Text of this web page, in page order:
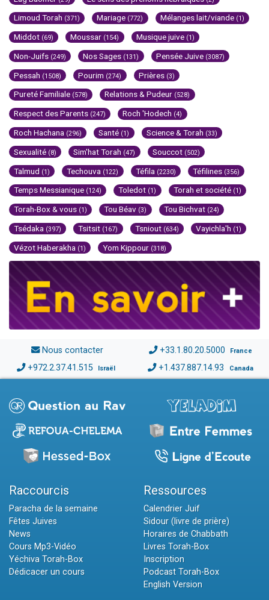
Limoud Torah (371) Mariage (772) Mélanges lait/viande (1)
Middot (69) Moussar (154) Musique juive (1)
Non-Juifs (249) Nos Sages (131) Pensée Juive (3087)
Pessah (1508) Pourim (274) Prières (3)
Pureté Familiale (578) Relations & Pudeur (528)
Respect des Parents (247) Roch 'Hodech (4)
Roch Hachana (296) Santé (1) Science & Torah (33)
Sexualité (8) Sim'hat Torah (47) Souccot (502)
Talmud (1) Techouva (122) Téfila (2230) Téfilines (356)
Temps Messianique (124) Toledot (1) Torah et société (1)
Torah-Box & vous (1) Tou Béav (3) Tou Bichvat (24)
Tsédaka (397) Tsitsit (167) Tsniout (634) Vayichla'h (1)
Vézot Haberakha (1) Yom Kippour (318)
Nous contacter +33.1.80.20.5000 France
+972.2.37.41.515 Israël +1.437.887.14.93 Canada
Raccourcis
Paracha de la semaine
Fêtes Juives
News
Cours Mp3-Vidéo
Yéchiva Torah-Box
Dédicacer un cours
Ressources
Calendrier Juif
Sidour (livre de prière)
Horaires de Chabbath
Livres Torah-Box
Inscription
Podcast Torah-Box
English Version